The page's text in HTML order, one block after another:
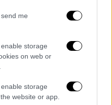
me
storage
on web or
storage
website or app.